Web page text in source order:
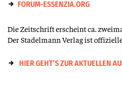
FORUM-ESSENZIA.ORG
Die Zeitschrift erscheint ca.
Der Stadelmann Verlag ist
HIER GEHT’S ZUR AKTUELLEN